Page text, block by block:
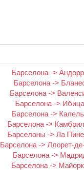
Барселона ->
Барселона ->
Барселона ->
Барселона -> Ибица
Барселона ->
Барселона ->
Барселоны -> Ла
Барселона -> Ллорет-
Барселона ->
Барселона ->